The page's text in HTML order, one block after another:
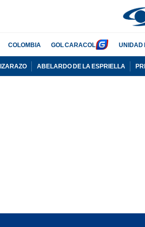
COLOMBIA GOL CARACOL UNIDAD
ABELARDO DE LA ESPRIELLA